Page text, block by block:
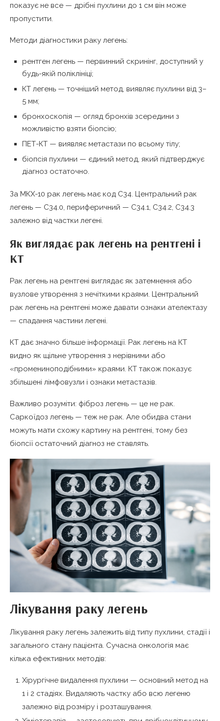
показує не все — дрібні пухлини до 1 см він може
пропустити.
Методи діагностики раку легень:
рентген легень — первинний скринінг, доступний у
будь-якій поліклініці;
КТ легень — точніший метод, виявляє пухлини від 3–
5 мм;
бронхоскопія — огляд бронхів зсередини з
можливістю взяти біопсію;
ПЕТ-КТ — виявляє метастази по всьому тілу;
біопсія пухлини — єдиний метод, який підтверджує
діагноз остаточно.
За МКХ-10 рак легень має код C34. Центральний рак
легень — C34.0, периферичний — C34.1, C34.2, C34.3
залежно від частки легені.
Як виглядає рак легень на рентгені і
КТ
Рак легень на рентгені виглядає як затемнення або
вузлове утворення з нечіткими краями. Центральний
рак легень на рентгені може давати ознаки ателектазу
— спадання частини легені.
КТ дає значно більше інформації. Рак легень на КТ
видно як щільне утворення з нерівними або
«промениноподібними» краями. КТ також показує
збільшені лімфовузли і ознаки метастазів.
Важливо розуміти: фіброз легень — це не рак.
Саркоїдоз легень — теж не рак. Але обидва стани
можуть мати схожу картину на рентгені, тому без
біопсії остаточний діагноз не ставлять.
Лікування раку легень
Лікування раку легень залежить від типу пухлини, стадії і
загального стану пацієнта. Сучасна онкологія має
кілька ефективних методів:
Хірургічне видалення пухлини — основний метод на
1 і 2 стадіях. Видаляють частку або всю легеню
залежно від розміру і розташування.